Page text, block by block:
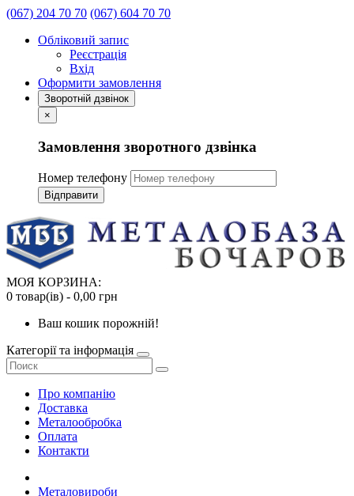
(067) 204 70 70 (067) 604 70 70
Обліковий запис
Реєстрація
Вхід
Оформити замовлення
Зворотній дзвінок
×
Замовлення зворотного дзвінка
Номер телефону
Відправити
МОЯ КОРЗИНА:
0 товар(ів) - 0,00 грн
Ваш кошик порожній!
Категорії та інформація
Про компанію
Доставка
Металообробка
Оплата
Контакти
Металовироби